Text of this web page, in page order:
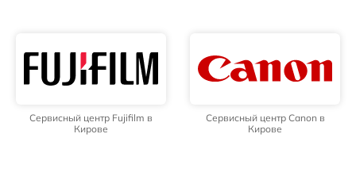
Сервисный центр Fujifilm в
Кирове
Сервисный центр Canon в
Кирове